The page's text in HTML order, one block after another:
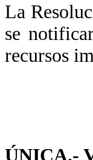
La
se
recursos
ÚNICA.-